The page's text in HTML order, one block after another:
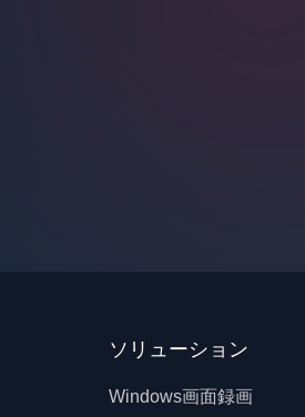
ソリューション
Windows画面録画